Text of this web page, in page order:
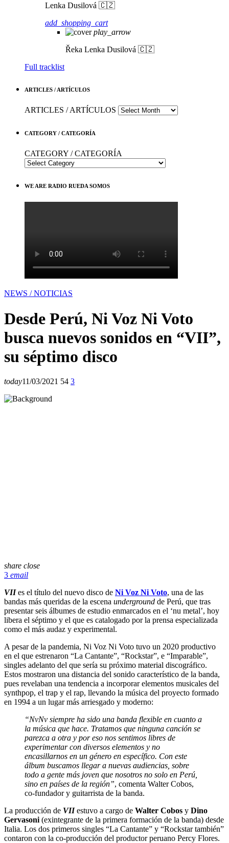
Lenka Dusilová 🇨🇿
add_shopping_cart
play_arrow
Řeka Lenka Dusilová 🇨🇿
Full tracklist
ARTICLES / ARTÍCULOS
ARTICLES / ARTÍCULOS
CATEGORY / CATEGORÍA
CATEGORY / CATEGORÍA
WE ARE RADIO RUEDA SOMOS
NEWS / NOTICIAS
Desde Perú, Ni Voz Ni Voto
busca nuevos sonidos en “VII”,
su séptimo disco
today11/03/2021 54 3
share close
3 email
VIIes el título del nuevo disco de Ni Voz Ni Voto, una de las
bandas más queridas de la escena underground de Perú, que tras
presentar seis álbumes de estudio enmarcados en el ‘nu metal’, hoy
libera el séptimo y el que es catalogado por la prensa especializada
como el más audaz y experimental.
A pesar de la pandemia, Ni Voz Ni Voto tuvo un 2020 productivo
en el que estrenaron “La Cantante”, “Rockstar”, e “Imparable”,
singles adelanto del que sería su próximo material discográfico.
Estos mostraron una distancia del sonido característico de la banda,
pues revelaban una tendencia a incorporar elementos musicales del
synthpop, el trap y el rap, llevando la música del proyecto formado
en 1994 a un lugar más arriesgado y moderno:
“NvNv siempre ha sido una banda flexible en cuanto a
la música que hace. Tratamos que ninguna canción se
parezca a otra y por eso nos sentimos libres de
experimentar con diversos elementos y no
encasillarnos en un género en específico. Con este
álbum buscamos llegar a nuevas audiencias, sobre
todo a gente más joven que nosotros no solo en Perú,
sino en países de la región”, comenta Walter Cobos,
co-fundador y guitarrista de la banda.
La producción de VIIestuvo a cargo de Walter Cobos y Dino
Gervasoni (exintegrante de la primera formación de la banda) desde
Italia. Los dos primeros singles “La Cantante” y “Rockstar también”
contaron con la co-producción del productor peruano Percy Flores.